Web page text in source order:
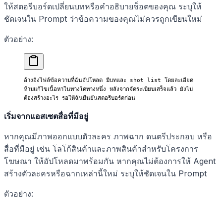
ให้สตอรีบอร์ดเปลี่ยนบทหรือคำอธิบายช็อตของคุณ ระบุให้
ชัดเจนใน Prompt ว่าข้อความของคุณไม่ควรถูกเขียนใหม่
ตัวอย่าง:
อ้างอิงไฟล์ข้อความที่ฉันอัปโหลด มีบทและ shot list โดยละเอียด
ห้ามแก้ไขเนื้อหาในทางใดทางหนึ่ง หลังจากจัดระเบียบเสร็จแล้ว ยังไม่
ต้องสร้างอะไร รอให้ฉันยืนยันสตอรีบอร์ดก่อน
เริ่มจากแอสเซตสื่อที่มีอยู่
หากคุณมีภาพออกแบบตัวละคร ภาพฉาก ดนตรีประกอบ หรือ
สื่อที่มีอยู่ เช่น โลโก้สินค้าและภาพสินค้าสำหรับโครงการ
โฆษณา ให้อัปโหลดมาพร้อมกัน หากคุณไม่ต้องการให้ Agent
สร้างตัวละครหรือฉากเหล่านี้ใหม่ ระบุให้ชัดเจนใน Prompt
ตัวอย่าง: